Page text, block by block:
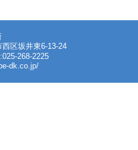
区坂井東6-13-24
268-2225
dk.co.jp/